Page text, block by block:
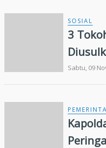
SOSIAL
3
Sabtu, 09